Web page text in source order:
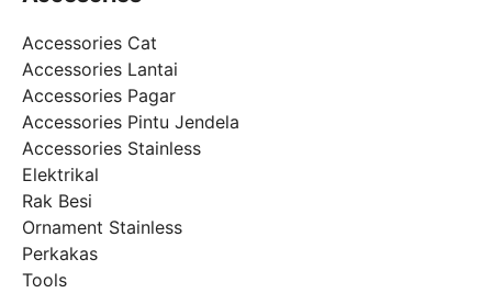
Accessories Cat
Accessories Lantai
Accessories Pagar
Accessories Pintu Jendela
Accessories Stainless
Elektrikal
Rak Besi
Ornament Stainless
Perkakas
Tools